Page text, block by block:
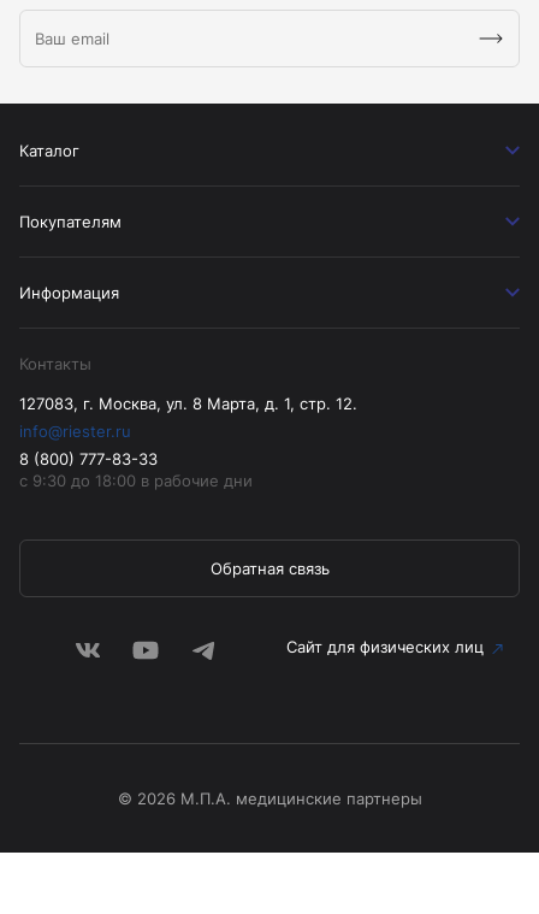
Каталог
Покупателям
Информация
Контакты
127083, г. Москва, ул. 8 Марта, д. 1, стр. 12.
info@riester.ru
8 (800) 777-83-33
с 9:30 до 18:00 в рабочие дни
Обратная связь
Сайт для физических лиц
© 2026 М.П.А. медицинские партнеры